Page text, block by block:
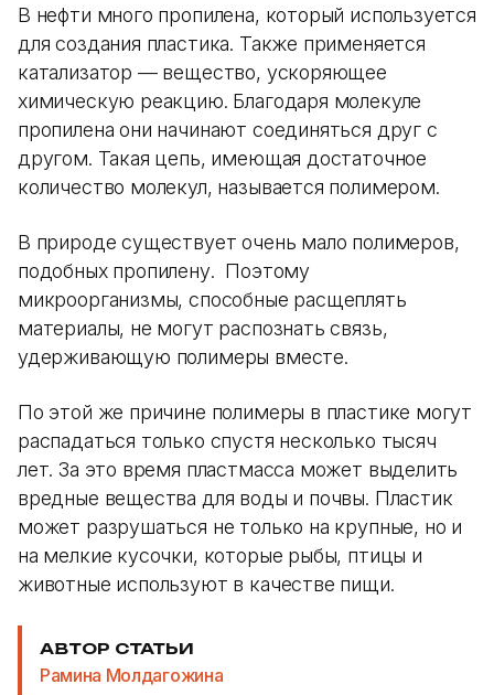
В нефти много пропилена, который используется
для создания пластика. Также применяется
катализатор — вещество, ускоряющее
химическую реакцию. Благодаря молекуле
пропилена они начинают соединяться друг с
другом. Такая цепь, имеющая достаточное
количество молекул, называется полимером.
В природе существует очень мало полимеров,
подобных пропилену. Поэтому
микроорганизмы, способные расщеплять
материалы, не могут распознать связь,
удерживающую полимеры вместе.
По этой же причине полимеры в пластике могут
распадаться только спустя несколько тысяч
лет. За это время пластмасса может выделить
вредные вещества для воды и почвы. Пластик
может разрушаться не только на крупные, но и
на мелкие кусочки, которые рыбы, птицы и
животные используют в качестве пищи.
АВТОР СТАТЬИ
Рамина Молдагожина